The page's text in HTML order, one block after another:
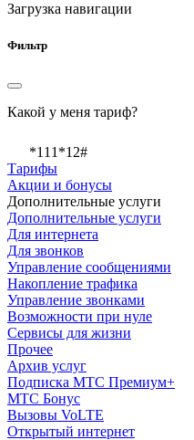
Загрузка навигации
Фильтр
Какой у меня тариф?
*111*12#
Тарифы
Акции и бонусы
Дополнительные услуги
Дополнительные услуги
Для интернета
Для звонков
Управление сообщениями
Накопление трафика
Управление звонками
Возможности при нуле
Сервисы для жизни
Прочее
Архив услуг
Подписка МТС Премиум+
МТС Бонус
Вызовы VoLTE
Открытый интернет